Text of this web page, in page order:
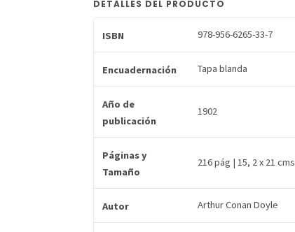
DETALLES DEL PRODUCTO
ISBN 978-956-6265-33-7
Encuadernación Tapa blanda
Año de
publicación
1902
Páginas y
Tamaño
216 pág | 15, 2 x 21 cms
Autor Arthur Conan Doyle